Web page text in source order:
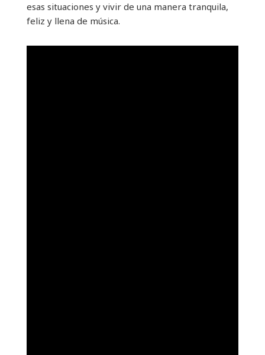
esas situaciones y vivir de una manera tranquila,
feliz y llena de música.